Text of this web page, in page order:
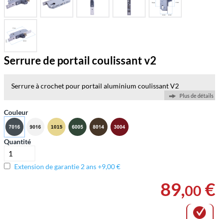
Serrure de portail coulissant v2
Serrure à crochet pour portail aluminium coulissant V2
Plus de détails
Couleur
Quantité
Extension de garantie 2 ans +9,00 €
89,00 €